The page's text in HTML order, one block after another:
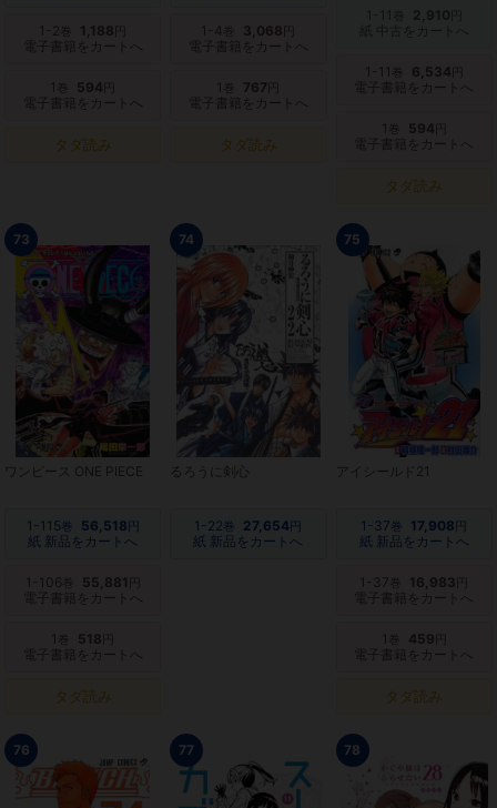
1-2 1,188
電子書籍をカートへ
1 594
電子書籍をカートへ
タダ読み
1-4 3,068
電子書籍をカートへ
1 767
電子書籍をカートへ
タダ読み
2,910
紙 中古をカートへ
1-11 6,534
電子書籍をカートへ
1 594
電子書籍をカートへ
タダ読み
73
ワンピース ONE PIECE
1-115巻 56,518 円
紙 新品をカートへ
1-106 巻 55,881
電子書籍をカートへ
1 巻 518
電子書籍をカートへ
タダ読み
74
るろうに剣心
1-22巻 27,654 円
紙 新品をカートへ
75
アイシールド21
1-37巻 17,908 円
紙 新品をカートへ
1-37 巻 16,983
電子書籍をカートへ
1 巻 459
電子書籍をカートへ
タダ読み
76 77 78